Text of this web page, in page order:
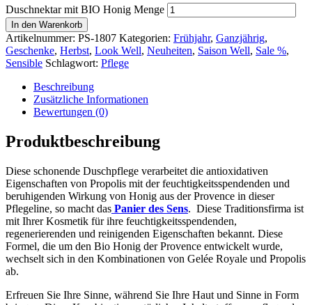
Duschnektar mit BIO Honig Menge
In den Warenkorb
Artikelnummer: PS-1807 Kategorien: Frühjahr, Ganzjährig,
Geschenke, Herbst, Look Well, Neuheiten, Saison Well, Sale %,
Sensible Schlagwort: Pflege
Beschreibung
Zusätzliche Informationen
Bewertungen (0)
Produktbeschreibung
Diese schonende Duschpflege verarbeitet die antioxidativen
Eigenschaften von Propolis mit der feuchtigkeitsspendenden und
beruhigenden Wirkung von Honig aus der Provence in dieser
Pflegeline, so macht das Panier des Sens. Diese Traditionsfirma ist
mit Ihrer Kosmetik für ihre feuchtigkeitsspendenden,
regenerierenden und reinigenden Eigenschaften bekannt. Diese
Formel, die um den Bio Honig der Provence entwickelt wurde,
wechselt sich in den Kombinationen von Gelée Royale und Propolis
ab.
Erfreuen Sie Ihre Sinne, während Sie Ihre Haut und Sinne in Form